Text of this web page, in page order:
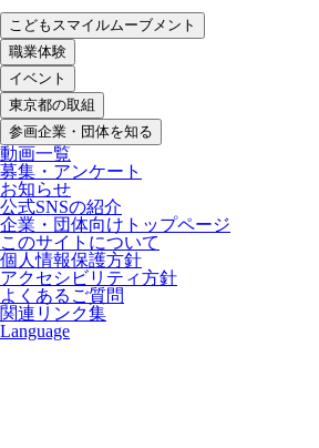
こどもスマイルムーブメント
職業体験
イベント
東京都の取組
参画企業・団体を知る
動画一覧
募集・アンケート
お知らせ
公式SNSの紹介
企業・団体向けトップページ
このサイトについて
個人情報保護方針
アクセシビリティ方針
よくあるご質問
関連リンク集
Language